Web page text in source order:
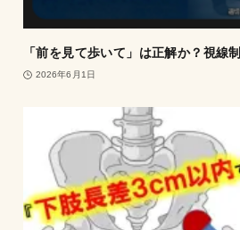
「前を見て歩いて」は正解か？視線
2026年6月1日